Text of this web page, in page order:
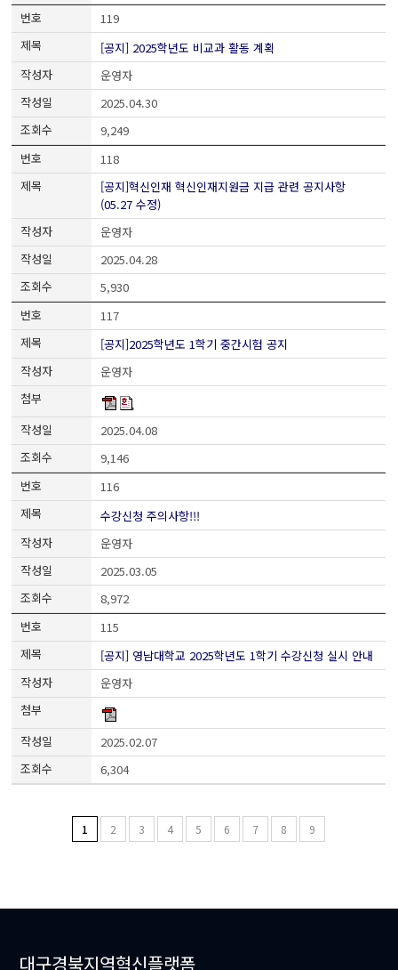
119
[공지] 2025학년도 비교과 활동 계획
운영자
2025.04.30
9,249
118
[공지]혁신인재 혁신인재지원금 지급 관련 공지사항
(05.27 수정)
운영자
2025.04.28
5,930
117
[공지]2025학년도 1학기 중간시험 공지
운영자
2025.04.08
9,146
116
수강신청 주의사항!!!
운영자
2025.03.05
8,972
115
[공지] 영남대학교 2025학년도 1학기 수강신청 실시 안내
운영자
2025.02.07
6,304
1 2 3 4 5 6 7 8 9
대구경북지역혁신플랫폼